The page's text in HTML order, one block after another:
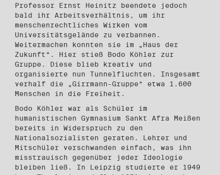
Professor Ernst Heinitz beendete jedoch
bald ihr Arbeitsverhältnis, um ihr
menschenrechtliches Wirken vom
Universitätsgelände zu verbannen.
Weitermachen konnten sie im „Haus der
Zukunft“. Hier stieß Bodo Köhler zur
Gruppe. Diese blieb kreativ und
organisierte nun Tunnelfluchten. Insgesamt
verhalf die „Girrmann-Gruppe“ etwa 1.600
Menschen in die Freiheit.
Bodo Köhler war als Schüler im
humanistischen Gymnasium Sankt Afra Meißen
bereits in Widerspruch zu den
Nationalsozialisten geraten. Lehrer und
Mitschüler verschwanden einfach, was ihn
misstrauisch gegenüber jeder Ideologie
bleiben ließ. In Leipzig studierte er 1949